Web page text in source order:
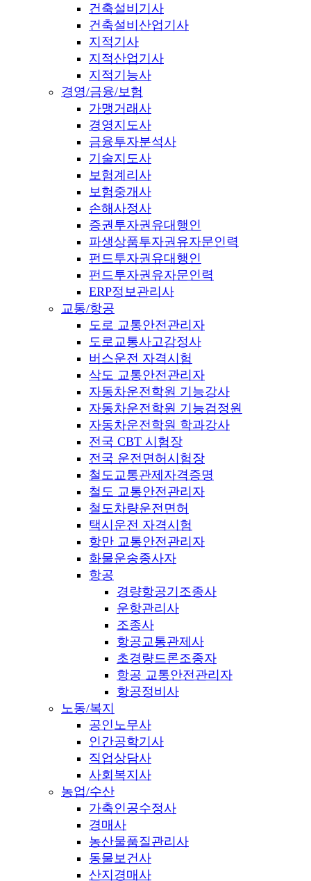
건축설비기사
건축설비산업기사
지적기사
지적산업기사
지적기능사
경영/금융/보험
가맹거래사
경영지도사
금융투자분석사
기술지도사
보험계리사
보험중개사
손해사정사
증권투자권유대행인
파생상품투자권유자문인력
펀드투자권유대행인
펀드투자권유자문인력
ERP정보관리사
교통/항공
도로 교통안전관리자
도로교통사고감정사
버스운전 자격시험
삭도 교통안전관리자
자동차운전학원 기능강사
자동차운전학원 기능검정원
자동차운전학원 학과강사
전국 CBT 시험장
전국 운전면허시험장
철도교통관제자격증명
철도 교통안전관리자
철도차량운전면허
택시운전 자격시험
항만 교통안전관리자
화물운송종사자
항공
경량항공기조종사
운항관리사
조종사
항공교통관제사
초경량드론조종자
항공 교통안전관리자
항공정비사
노동/복지
공인노무사
인간공학기사
직업상담사
사회복지사
농업/수산
가축인공수정사
경매사
농산물품질관리사
동물보건사
산지경매사